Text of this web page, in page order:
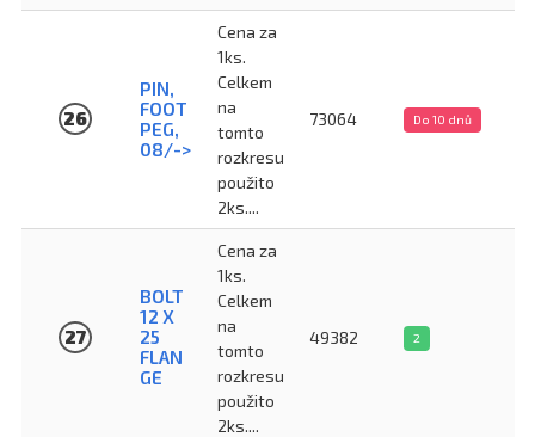
26
PIN,
FOOT
PEG,
08/->
Cena za
1ks.
Celkem
na
tomto
rozkresu
použito
2ks....
73064 Do 10 dnů
27
BOLT
12 X
25
FLAN
GE
Cena za
1ks.
Celkem
na
tomto
rozkresu
použito
2ks....
49382 2